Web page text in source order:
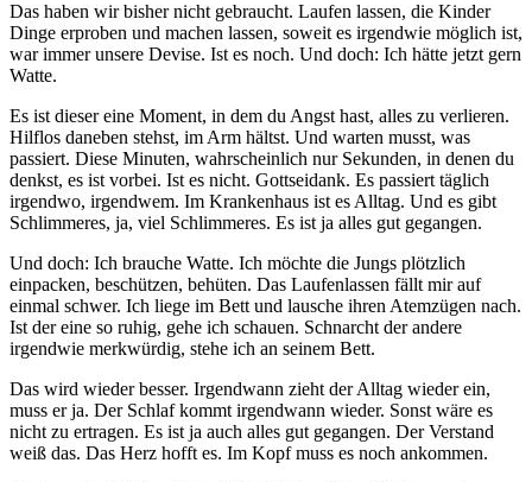
Das haben wir bisher nicht gebraucht. Laufen lassen, die Kinder
Dinge erproben und machen lassen, soweit es irgendwie möglich ist,
war immer unsere Devise. Ist es noch. Und doch: Ich hätte jetzt gern
Watte.
Es ist dieser eine Moment, in dem du Angst hast, alles zu verlieren.
Hilflos daneben stehst, im Arm hältst. Und warten musst, was
passiert. Diese Minuten, wahrscheinlich nur Sekunden, in denen du
denkst, es ist vorbei. Ist es nicht. Gottseidank. Es passiert täglich
irgendwo, irgendwem. Im Krankenhaus ist es Alltag. Und es gibt
Schlimmeres, ja, viel Schlimmeres. Es ist ja alles gut gegangen.
Und doch: Ich brauche Watte. Ich möchte die Jungs plötzlich
einpacken, beschützen, behüten. Das Laufenlassen fällt mir auf
einmal schwer. Ich liege im Bett und lausche ihren Atemzügen nach.
Ist der eine so ruhig, gehe ich schauen. Schnarcht der andere
irgendwie merkwürdig, stehe ich an seinem Bett.
Das wird wieder besser. Irgendwann zieht der Alltag wieder ein,
muss er ja. Der Schlaf kommt irgendwann wieder. Sonst wäre es
nicht zu ertragen. Es ist ja auch alles gut gegangen. Der Verstand
weiß das. Das Herz hofft es. Im Kopf muss es noch ankommen.